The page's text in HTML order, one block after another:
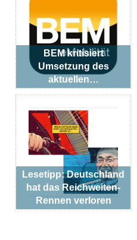
BEM kritisiert
Umsetzung des
aktuellen…
Lesetipp: Deutschland
hat das Reichweiten-
Rennen verloren